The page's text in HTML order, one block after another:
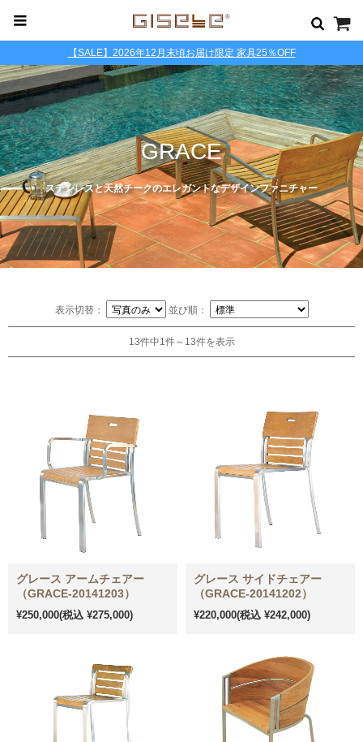
【SALE】2026年12月末頃お届け限定 家具25％OFF
GRACE
ステンレスと天然チークのエレガントなデザインファニチャー
表示切替： 並び順：
13件中1件～13件を表示
グレース アームチェアー
（GRACE-20141203）
¥250,000(税込 ¥275,000)
グレース サイドチェアー
（GRACE-20141202）
¥220,000(税込 ¥242,000)